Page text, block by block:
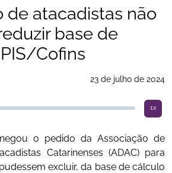
de atacadistas não
base de
Cofins
23 de julho de 2024
1x
o pedido da Associação de
Catarinenses (ADAC) para
excluir, da base de cálculo